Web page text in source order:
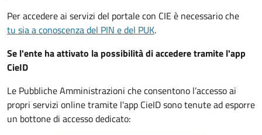
Per accedere ai servizi del portale con CIE è necessario che
tu sia a conoscenza del PIN e del PUK.
Se l'ente ha attivato la possibilità di accedere tramite l'app
CieID
Le Pubbliche Amministrazioni che consentono l’accesso ai
propri servizi online tramite l'app CieID sono tenute ad esporre
un bottone di accesso dedicato: